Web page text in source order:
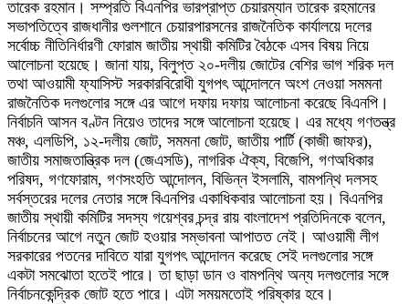
তারেক রহমান। সম্প্রতি বিএনপির ভারপ্রাপ্ত চেয়ারম্যান তারেক রহমানের
সভাপতিত্বে রাজধানীর গুলশানে চেয়ারপারসনের রাজনৈতিক কার্যালয়ে দলের
সর্বোচ্চ নীতিনির্ধারণী ফোরাম জাতীয় স্থায়ী কমিটির বৈঠকে এসব বিষয় নিয়ে
আলোচনা হয়েছে। জানা যায়, বিলুপ্ত ২০-দলীয় জোটের বেশির ভাগ শরিক দল
তথা আওয়ামী ফ্যাসিস্ট সরকারবিরোধী যুগপৎ আন্দোলনে অংশ নেওয়া সমমনা
রাজনৈতিক দলগুলোর সঙ্গে এর আগে দফায় দফায় আলোচনা করেছে বিএনপি।
নির্বাচনি আসন বণ্টন নিয়েও তাদের সঙ্গে আলোচনা হয়েছে। এর মধ্যে গণতন্ত্র
মঞ্চ, এলডিপি, ১২-দলীয় জোট, সমমনা জোট, জাতীয় পার্টি (কাজী জাফর),
জাতীয় সমাজতান্ত্রিক দল (জেএসডি), নাগরিক ঐক্য, বিজেপি, গণঅধিকার
পরিষদ, গণফোরাম, গণসংহতি আন্দোলন, বিভিন্ন ইসলামি, বামপন্থি দলসহ
সর্বস্তরের দলের নেতার সঙ্গে বিএনপির একাধিকবার আলোচনা হয়। বিএনপির
জাতীয় স্থায়ী কমিটির সদস্য গয়েশ্বর চন্দ্র রায় বাংলাদেশ প্রতিদিনকে বলেন,
নির্বাচনের আগে নতুন জোট হওয়ার সম্ভাবনা আপাতত নেই। আওয়ামী লীগ
সরকারের পতনের দাবিতে যারা যুগপৎ আন্দোলন করেছে সেই দলগুলোর সঙ্গে
একটা সমঝোতা হতেই পারে। তা ছাড়া ডান ও বামপন্থি অন্য দলগুলোর সঙ্গে
নির্বাচনকেন্দ্রিক জোট হতে পারে। এটা সময়মতোই পরিষ্কার হবে।